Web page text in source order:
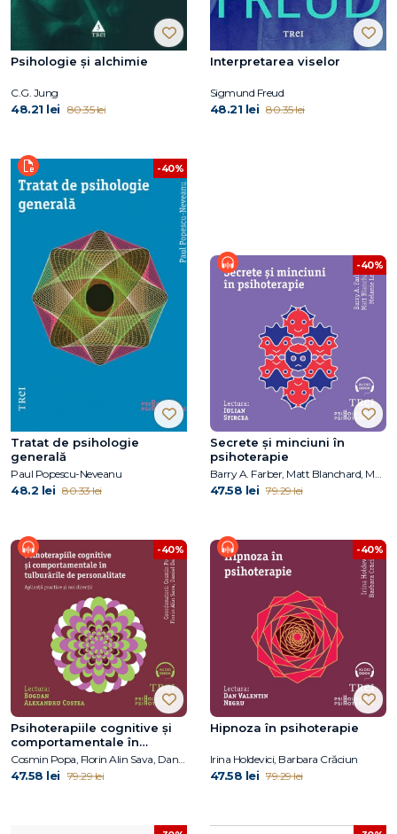
Psihologie și alchimie
C.G. Jung
48.21 lei 80.35 lei
Interpretarea viselor
Sigmund Freud
48.21 lei 80.35 lei
-40%
Tratat de psihologie
generală
Paul Popescu-Neveanu
48.2 lei 80.33 lei
-40%
Secrete și minciuni în
psihoterapie
Barry A. Farber, Matt Blanchard, Melanie Love
47.58 lei 79.29 lei
-40%
Psihoterapiile cognitive și
comportamentale în
tulburările de personalitate.
Aplicații practice și noi
direcții
47.58 lei 79.29 lei
-40%
Hipnoza în psihoterapie
Irina Holdevici, Barbara Crăciun
47.58 lei 79.29 lei